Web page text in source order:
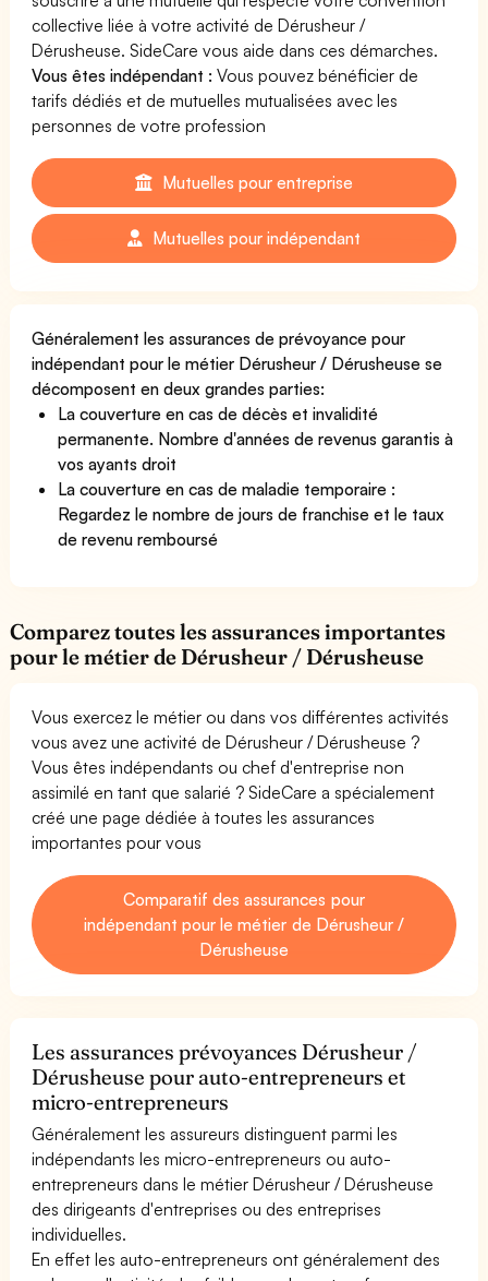
collective liée à votre activité de Dérusheur /
Dérusheuse. SideCare vous aide dans ces démarches.
Vous êtes indépendant : Vous pouvez bénéficier de
tarifs dédiés et de mutuelles mutualisées avec les
personnes de votre profession
Mutuelles pour entreprise
Mutuelles pour indépendant
Généralement les assurances de prévoyance pour
indépendant pour le métier Dérusheur / Dérusheuse se
décomposent en deux grandes parties:
La couverture en cas de décès et invalidité
permanente. Nombre d'années de revenus garantis à
vos ayants droit
La couverture en cas de maladie temporaire :
Regardez le nombre de jours de franchise et le taux
de revenu remboursé
Comparez toutes les assurances importantes
pour le métier de Dérusheur / Dérusheuse
Vous exercez le métier ou dans vos différentes activités
vous avez une activité de Dérusheur / Dérusheuse ?
Vous êtes indépendants ou chef d'entreprise non
assimilé en tant que salarié ? SideCare a spécialement
créé une page dédiée à toutes les assurances
importantes pour vous
Comparatif des assurances pour
indépendant pour le métier de Dérusheur /
Dérusheuse
Les assurances prévoyances Dérusheur /
Dérusheuse pour auto-entrepreneurs et
micro-entrepreneurs
Généralement les assureurs distinguent parmi les
indépendants les micro-entrepreneurs ou auto-
entrepreneurs dans le métier Dérusheur / Dérusheuse
des dirigeants d'entreprises ou des entreprises
individuelles.
En effet les auto-entrepreneurs ont généralement des